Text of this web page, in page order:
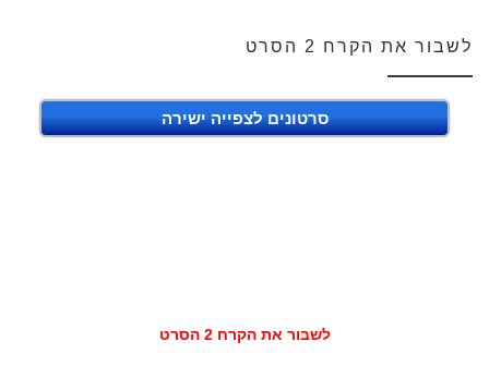
לשבור את הקרח 2 הסרט
סרטונים לצפייה ישירה
לשבור את הקרח 2 הסרט